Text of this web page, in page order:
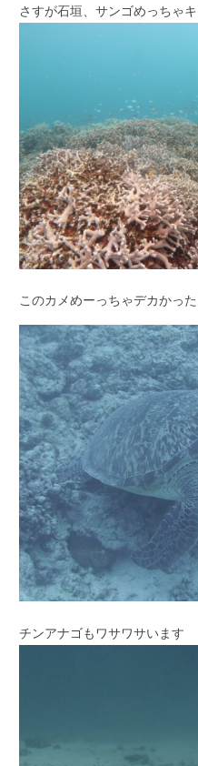
さすが石垣、サンゴめっちゃ
このカメめーっちゃデカかっ
チンアナゴもワサワサいます